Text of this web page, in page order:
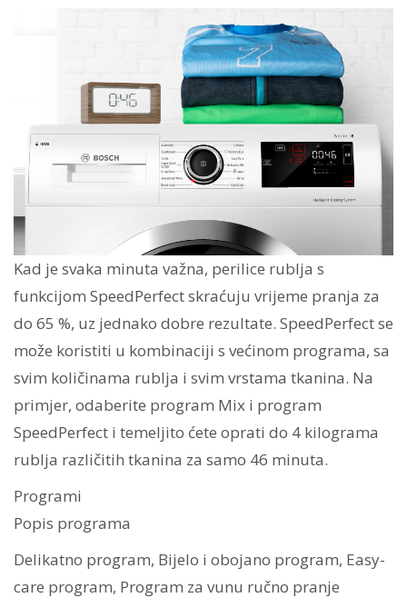
Kad je svaka minuta važna, perilice rublja s
funkcijom SpeedPerfect skraćuju vrijeme pranja za
do 65 %, uz jednako dobre rezultate. SpeedPerfect se
može koristiti u kombinaciji s većinom programa, sa
svim količinama rublja i svim vrstama tkanina. Na
primjer, odaberite program Mix i program
SpeedPerfect i temeljito ćete oprati do 4 kilograma
rublja različitih tkanina za samo 46 minuta.
Programi
Popis programa
Delikatno program, Bijelo i obojano program, Easy-
care program, Program za vunu ručno pranje